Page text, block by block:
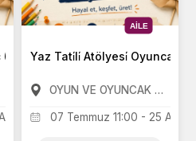
10 Yaş)
11:00
AILE
Yaz Tati̇li̇ Atölyesi̇ Oyuncak
OYUN VE OYUNCAK MÜZESİ
07 Temmuz 11:00 - 25